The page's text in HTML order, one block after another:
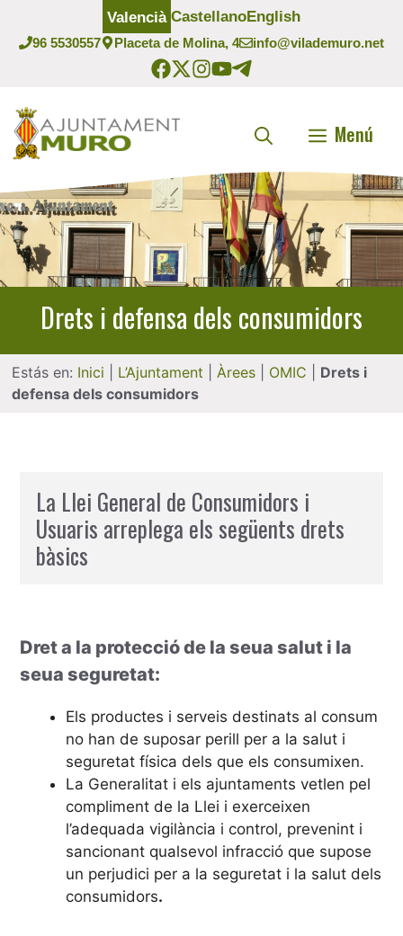
contingut
96 5530557 Placeta de Molina, 4 info@vilademuro.net
Valencià CastellanoEnglish
Menú
Drets i defensa dels consumidors
Estás en: Inici L’Ajuntament Àrees OMIC
Drets i
defensa dels consumidors
La Llei General de Consumidors i
Usuaris arreplega els següents drets
bàsics
Dret a la protecció de la seua salut i la
seua seguretat:
Els productes i serveis destinats al consum
no han de suposar perill per a la salut i
seguretat física dels que els consumixen.
La Generalitat i els ajuntaments vetlen pel
compliment de la Llei i exerceixen
l’adequada vigilància i control, prevenint i
sancionant qualsevol infracció que supose
un perjudici per a la seguretat i la salut dels
consumidors.